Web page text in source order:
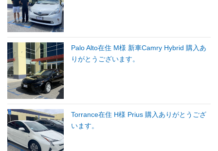
Palo Alto在住 M様 新車Camry Hybrid 購入あ
りがとうございます。
Torrance在住 H様 Prius 購入ありがとうござ
います。